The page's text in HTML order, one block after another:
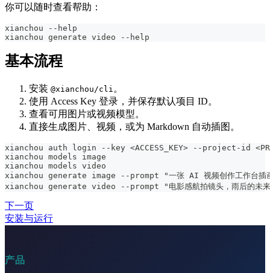
你可以随时查看帮助：
xianchou --help
xianchou generate video --help
基本流程
安装 @xianchou/cli 。
使用 Access Key 登录，并保存默认项目 ID。
查看可用图片或视频模型。
直接生成图片、视频，或为 Markdown 自动插图。
xianchou auth login --key <ACCESS_KEY> --project-id
xianchou models image
xianchou models video
xianchou generate image --prompt "一张 AI 视频创作工作台
xianchou generate video --prompt "电影感航拍镜头，雨后的
下一页
安装与运行
产品